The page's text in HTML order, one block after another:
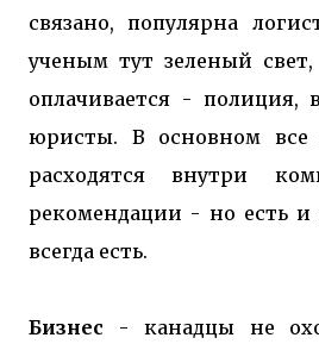
связано, популярна
ученым тут зеленый
оплачивается - полиция,
юристы. В основном все
расходятся внутри
рекомендации - но есть
всегда есть.
Бизнес - канадцы не